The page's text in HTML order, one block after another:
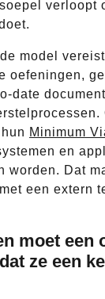
verloopt
model
oefeningen,
date
Minimum
en
worden. Dat
een extern
moet een
ze een